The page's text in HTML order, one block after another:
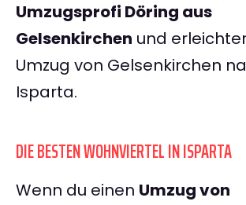
Umzugsprofi Döring aus
Gelsenkirchen und
Umzug von Gelsenkirchen
Isparta.
DIE BESTEN WOHNVIERTEL IN ISPARTA
Wenn du einen Umzug von